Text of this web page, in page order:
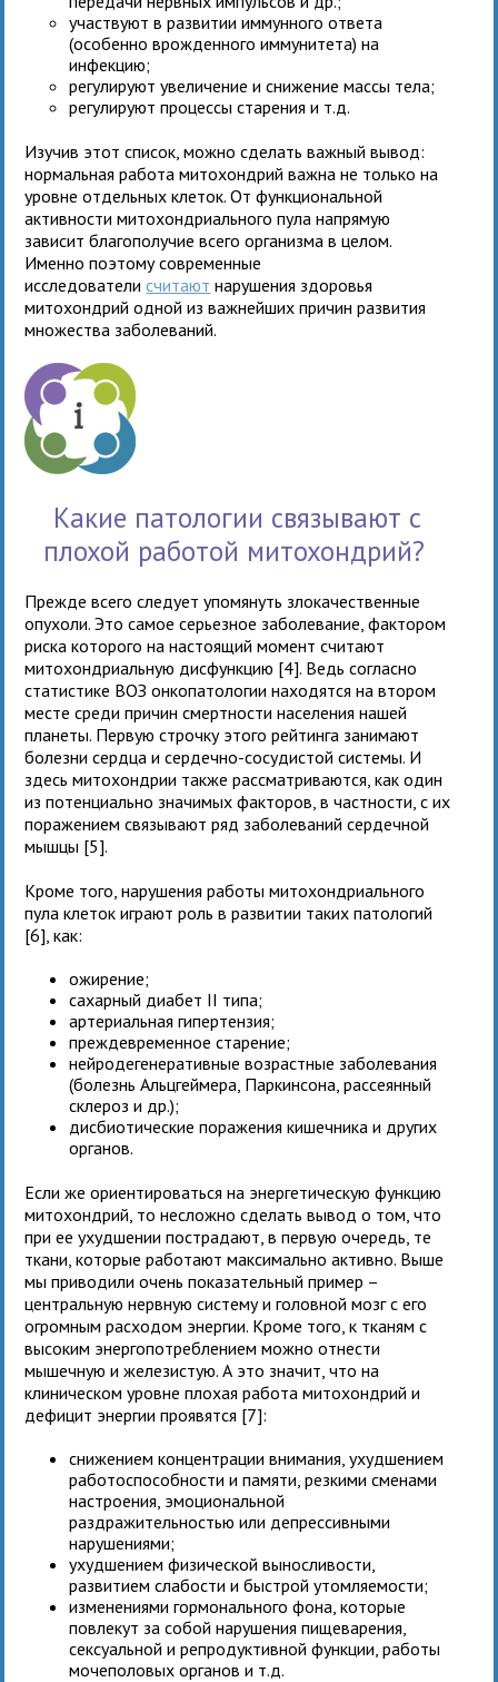
участвуют в развитии иммунного ответа
(особенно врожденного иммунитета) на
инфекцию;
регулируют увеличение и снижение массы тела;
регулируют процессы старения и т.д.
Изучив этот список, можно сделать важный вывод:
нормальная работа митохондрий важна не только на
уровне отдельных клеток. От функциональной
активности митохондриального пула напрямую
зависит благополучие всего организма в целом.
Именно поэтому современные
исследователисчитают нарушения здоровья
митохондрий одной из важнейших причин развития
множества заболеваний.
Какие патологии связывают с
плохой работой митохондрий?
Прежде всего следует упомянуть злокачественные
опухоли. Это самое серьезное заболевание, фактором
риска которого на настоящий момент считают
митохондриальную дисфункцию [4]. Ведь согласно
статистике ВОЗ онкопатологии находятся на втором
месте среди причин смертности населения нашей
планеты. Первую строчку этого рейтинга занимают
болезни сердца и сердечно-сосудистой системы. И
здесь митохондрии также рассматриваются, как один
из потенциально значимых факторов, в частности, с их
поражением связывают ряд заболеваний сердечной
мышцы [5].
Кроме того, нарушения работы митохондриального
пула клеток играют роль в развитии таких патологий
[6], как:
ожирение;
сахарный диабет II типа;
артериальная гипертензия;
преждевременное старение;
нейродегенеративные возрастные заболевания
(болезнь Альцгеймера, Паркинсона, рассеянный
склероз и др.);
дисбиотические поражения кишечника и других
органов.
Если же ориентироваться на энергетическую функцию
митохондрий, то несложно сделать вывод о том, что
при ее ухудшении пострадают, в первую очередь, те
ткани, которые работают максимально активно. Выше
мы приводили очень показательный пример –
центральную нервную систему и головной мозг с его
огромным расходом энергии. Кроме того, к тканям с
высоким энергопотреблением можно отнести
мышечную и железистую. А это значит, что на
клиническом уровне плохая работа митохондрий и
дефицит энергии проявятся [7]:
снижением концентрации внимания, ухудшением
работоспособности и памяти, резкими сменами
настроения, эмоциональной
раздражительностью или депрессивными
нарушениями;
ухудшением физической выносливости,
развитием слабости и быстрой утомляемости;
изменениями гормонального фона, которые
повлекут за собой нарушения пищеварения,
сексуальной и репродуктивной функции, работы
мочеполовых органов и т.д.